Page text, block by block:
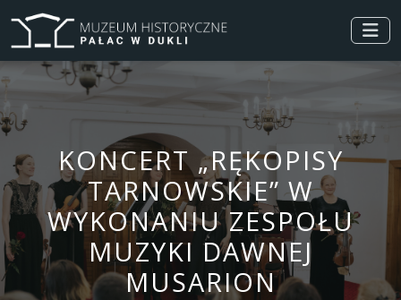
KONCERT „RĘKOPISY
TARNOWSKIE” W
WYKONANIU ZESPOŁU
MUZYKI DAWNEJ
MUSARION